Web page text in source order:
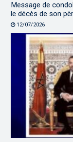
Message de
le décès de son
12/07/2026